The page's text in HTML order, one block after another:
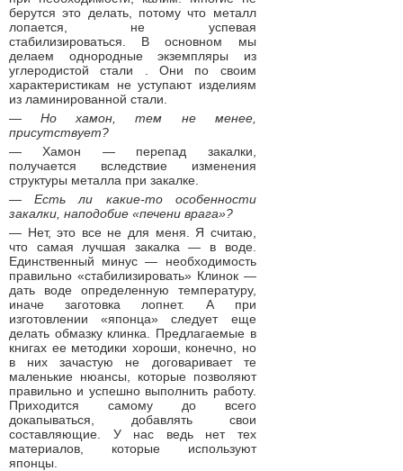
берутся это делать, потому что металл
лопается, не успевая
стабилизироваться. В основном мы
делаем однородные экземпляры из
углеродистой стали . Они по своим
характеристикам не уступают изделиям
из ламинированной стали.
— Но хамон, тем не менее,
присутствует?
— Хамон — перепад закалки,
получается вследствие изменения
структуры металла при закалке.
— Есть ли какие-то особенности
закалки, наподобие «печени врага»?
— Нет, это все не для меня. Я считаю,
что самая лучшая закалка — в воде.
Единственный минус — необходимость
правильно «стабилизировать» Клинок —
дать воде определенную температуру,
иначе заготовка лопнет. А при
изготовлении «японца» следует еще
делать обмазку клинка. Предлагаемые в
книгах ее методики хороши, конечно, но
в них зачастую не договаривает те
маленькие нюансы, которые позволяют
правильно и успешно выполнить работу.
Приходится самому до всего
докапываться, добавлять свои
составляющие. У нас ведь нет тех
материалов, которые используют
японцы.